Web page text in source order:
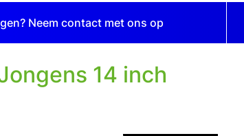
Neem contact met ons op
14 inch